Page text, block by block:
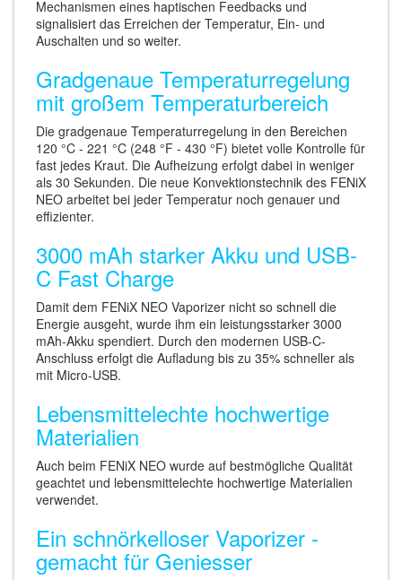
Mechanismen eines haptischen Feedbacks und
signalisiert das Erreichen der Temperatur, Ein- und
Auschalten und so weiter.
Gradgenaue Temperaturregelung
mit großem Temperaturbereich
Die gradgenaue Temperaturregelung in den Bereichen
120 °C - 221 °C (248 °F - 430 °F) bietet volle Kontrolle für
fast jedes Kraut. Die Aufheizung erfolgt dabei in weniger
als 30 Sekunden. Die neue Konvektionstechnik des FENiX
NEO arbeitet bei jeder Temperatur noch genauer und
effizienter.
3000 mAh starker Akku und USB-
C Fast Charge
Damit dem FENiX NEO Vaporizer nicht so schnell die
Energie ausgeht, wurde ihm ein leistungsstarker 3000
mAh-Akku spendiert. Durch den modernen USB-C-
Anschluss erfolgt die Aufladung bis zu 35% schneller als
mit Micro-USB.
Lebensmittelechte hochwertige
Materialien
Auch beim FENiX NEO wurde auf bestmögliche Qualität
geachtet und lebensmittelechte hochwertige Materialien
verwendet.
Ein schnörkelloser Vaporizer -
gemacht für Geniesser